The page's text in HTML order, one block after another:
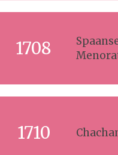
1708
1710